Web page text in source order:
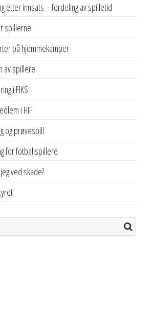
etter innsats – fordeling av spilletid
spillerne
på hjemmekamper
av spillere
i FIKS
i HIF
og prøvespill
for fotballspillere
ved skade?